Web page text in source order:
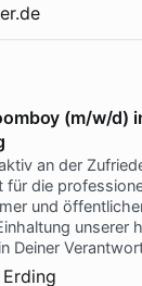
(m/w/d)
an der
für die
und
unserer
Deiner